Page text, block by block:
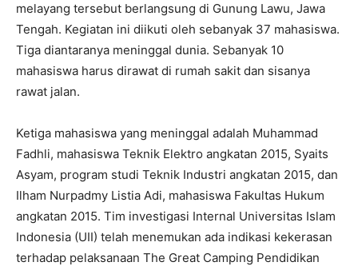
melayang tersebut berlangsung di Gunung Lawu, Jawa
Tengah. Kegiatan ini diikuti oleh sebanyak 37 mahasiswa.
Tiga diantaranya meninggal dunia. Sebanyak 10
mahasiswa harus dirawat di rumah sakit dan sisanya
rawat jalan.
Ketiga mahasiswa yang meninggal adalah Muhammad
Fadhli, mahasiswa Teknik Elektro angkatan 2015, Syaits
Asyam, program studi Teknik Industri angkatan 2015, dan
Ilham Nurpadmy Listia Adi, mahasiswa Fakultas Hukum
angkatan 2015. Tim investigasi Internal Universitas Islam
Indonesia (UII) telah menemukan ada indikasi kekerasan
terhadap pelaksanaan The Great Camping Pendidikan